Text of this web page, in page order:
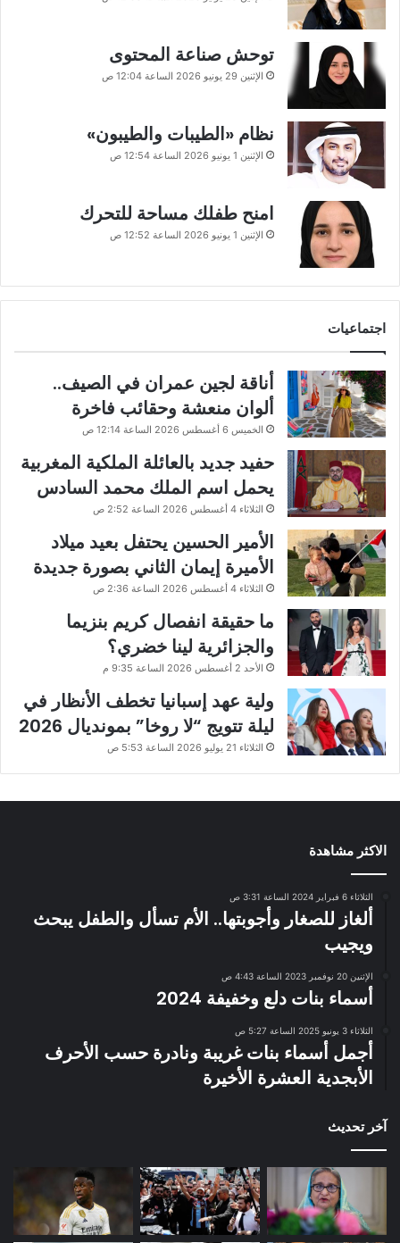
توحش صناعة المحتوى
الإثنين 29 يونيو 2026 الساعة 12:04 ص
نظام «الطيبات والطيبون»
الإثنين 1 يونيو 2026 الساعة 12:54 ص
امنح طفلك مساحة للتحرك
الإثنين 1 يونيو 2026 الساعة 12:52 ص
اجتماعيات
أناقة لجين عمران في الصيف..
ألوان منعشة وحقائب فاخرة
الخميس 6 أغسطس 2026 الساعة 12:14 ص
حفيد جديد بالعائلة الملكية المغربية
يحمل اسم الملك محمد السادس
الثلاثاء 4 أغسطس 2026 الساعة 2:52 ص
الأمير الحسين يحتفل بعيد ميلاد
الأميرة إيمان الثاني بصورة جديدة
الثلاثاء 4 أغسطس 2026 الساعة 2:36 ص
ما حقيقة انفصال كريم بنزيما
والجزائرية لينا خضري؟
الأحد 2 أغسطس 2026 الساعة 9:35 م
ولية عهد إسبانيا تخطف الأنظار في
ليلة تتويج “لا روخا” بمونديال 2026
الثلاثاء 21 يوليو 2026 الساعة 5:53 ص
الاكثر مشاهدة
الثلاثاء 6 فبراير 2024 الساعة 3:31 ص
ألغاز للصغار وأجوبتها.. الأم تسأل والطفل يبحث
ويجيب
الإثنين 20 نوفمبر 2023 الساعة 4:43 ص
أسماء بنات دلع وخفيفة 2024
الثلاثاء 3 يونيو 2025 الساعة 5:27 ص
أجمل أسماء بنات غريبة ونادرة حسب الأحرف
الأبجدية العشرة الأخيرة
آخر تحديث